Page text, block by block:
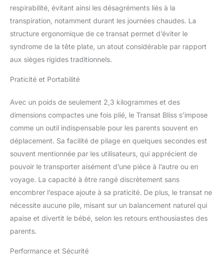
respirabilité, évitant ainsi les désagréments liés à la
transpiration, notamment durant les journées chaudes. La
structure ergonomique de ce transat permet d’éviter le
syndrome de la tête plate, un atout considérable par rapport
aux sièges rigides traditionnels.
Praticité et Portabilité
Avec un poids de seulement 2,3 kilogrammes et des
dimensions compactes une fois plié, le Transat Bliss s’impose
comme un outil indispensable pour les parents souvent en
déplacement. Sa facilité de pliage en quelques secondes est
souvent mentionnée par les utilisateurs, qui apprécient de
pouvoir le transporter aisément d’une pièce à l’autre ou en
voyage. La capacité à être rangé discrètement sans
encombrer l’espace ajoute à sa praticité. De plus, le transat ne
nécessite aucune pile, misant sur un balancement naturel qui
apaise et divertit le bébé, selon les retours enthousiastes des
parents.
Performance et Sécurité